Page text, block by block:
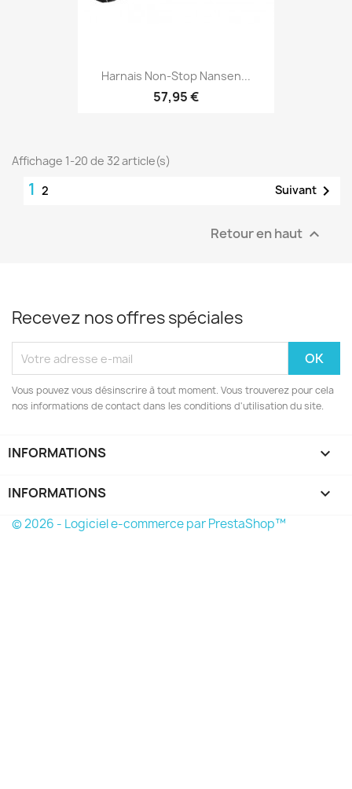
Harnais Non-Stop Nansen...
57,95 €
Affichage 1-20 de 32 article(s)
1 2 Suivant 
Retour en haut 
Recevez nos offres spéciales
Vous pouvez vous désinscrire à tout moment. Vous trouverez pour cela
nos informations de contact dans les conditions d'utilisation du site.
INFORMATIONS 
INFORMATIONS keyboard_arrow_down
© 2026 - Logiciel e-commerce par PrestaShop™